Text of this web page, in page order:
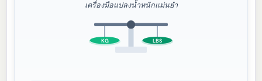
KG LBS
เครื่องมือแปลงน้ำหนักแม่นยำ